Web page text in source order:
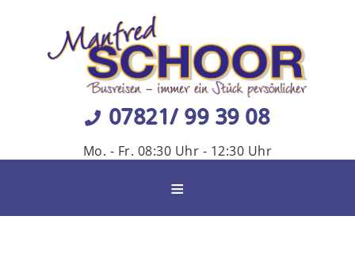
07821/ 99 39 08
Mo. - Fr. 08:30 Uhr - 12:30 Uhr
≡